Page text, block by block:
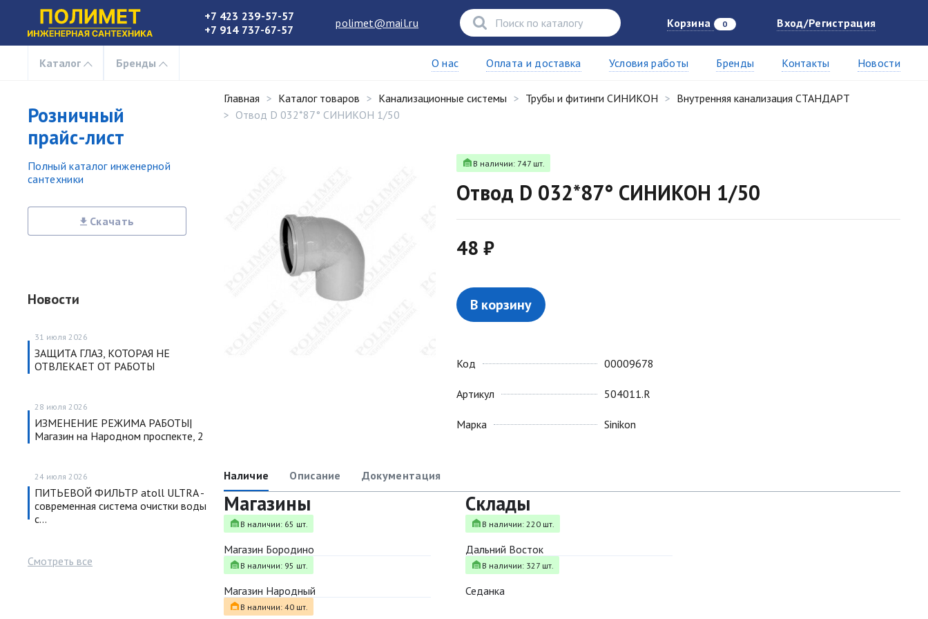
+7 423 239-57-57
+7 914 737-67-57
polimet@mail.ru Корзина 0 Вход/Регистрация
Каталог Бренды О нас Оплата и доставка Условия работы Бренды Контакты Новости
Розничный
прайс-лист
Полный каталог инженерной
сантехники
Скачать
Новости
31 июля 2026
ЗАЩИТА ГЛАЗ, КОТОРАЯ НЕ
ОТВЛЕКАЕТ ОТ РАБОТЫ
28 июля 2026
ИЗМЕНЕНИЕ РЕЖИМА РАБОТЫ|
Магазин на Народном проспекте, 2
24 июля 2026
ПИТЬЕВОЙ ФИЛЬТР atoll ULTRA -
современная система очистки воды
с…
Смотреть все
Главная Каталог товаров Канализационные системы Трубы и фитинги СИНИКОН
Внутренняя канализация СТАНДАРТ
Отвод D 032*87° СИНИКОН 1/50
В наличии: 747 шт.
Отвод D 032*87° СИНИКОН 1/50
48 ₽
В корзину
Код
Артикул
Марка
00009678
504011.R
Sinikon
Наличие Описание Документация
Магазины
В наличии: 65 шт.
Магазин Бородино
В наличии: 95 шт.
Магазин Народный
В наличии: 40 шт.
Склады
В наличии: 220 шт.
Дальний Восток
В наличии: 327 шт.
Седанка